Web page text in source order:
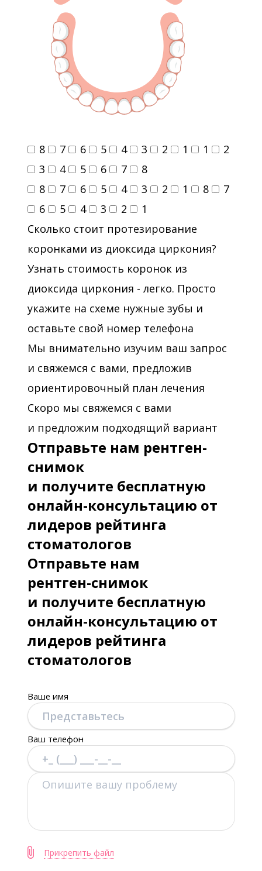
8 7 6 5 4 3 2 1 1
2
3
4 5 6 7
8
8
7 6 5 4 3 2 1 8
7
6
5 4 3 2
1
Сколько стоит протезирование
коронками из диоксида циркония?
Узнать стоимость коронок из
диоксида циркония - легко. Просто
укажите на схеме нужные зубы и
оставьте свой номер телефона
Мы внимательно изучим ваш запрос
и свяжемся с вами, предложив
ориентировочный план лечения
Скоро мы свяжемся с вами
и предложим подходящий вариант
Отправьте нам рентген-
снимок
и получите бесплатную
онлайн-консультацию от
лидеров рейтинга
стоматологов
Отправьте нам
рентген-снимок
и получите бесплатную
онлайн-консультацию от
лидеров рейтинга
стоматологов
Ваше имя
Ваш телефон
Прикрепить файл